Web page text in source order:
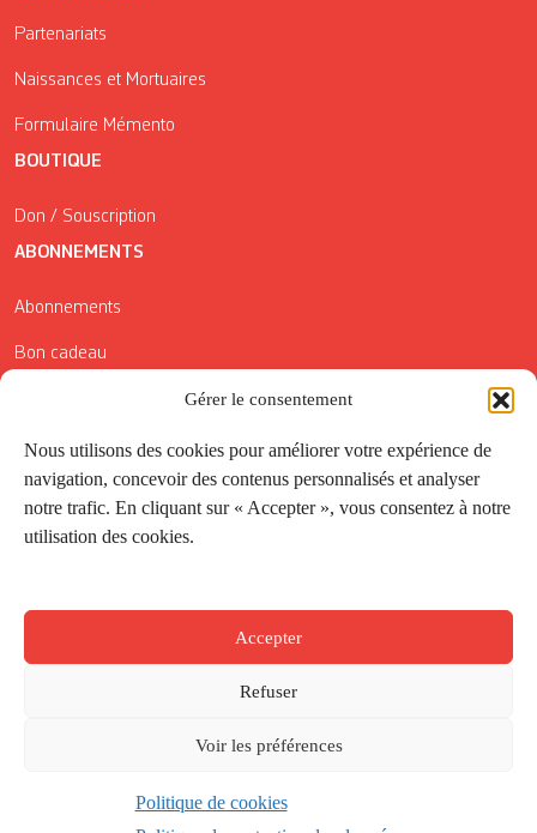
Gérer le consentement
Nous utilisons des cookies pour améliorer votre expérience de
navigation, concevoir des contenus personnalisés et analyser
notre trafic. En cliquant sur « Accepter », vous consentez à notre
utilisation des cookies.
Accepter
Refuser
Voir les préférences
Politique de cookies
Partenariats
Naissances et Mortuaires
Formulaire Mémento
BOUTIQUE
Don / Souscription
ABONNEMENTS
Abonnements
Bon cadeau
Conditions générales de vente
Réductions de la Carte Côté Courrier
Application